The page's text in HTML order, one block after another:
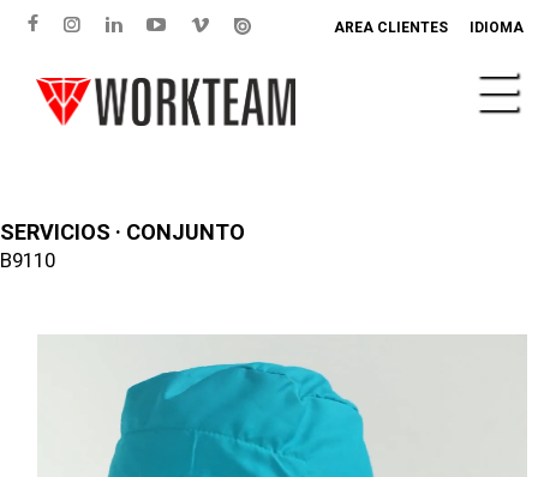
AREA CLIENTES IDIOMA
SERVICIOS · CONJUNTO
B9110